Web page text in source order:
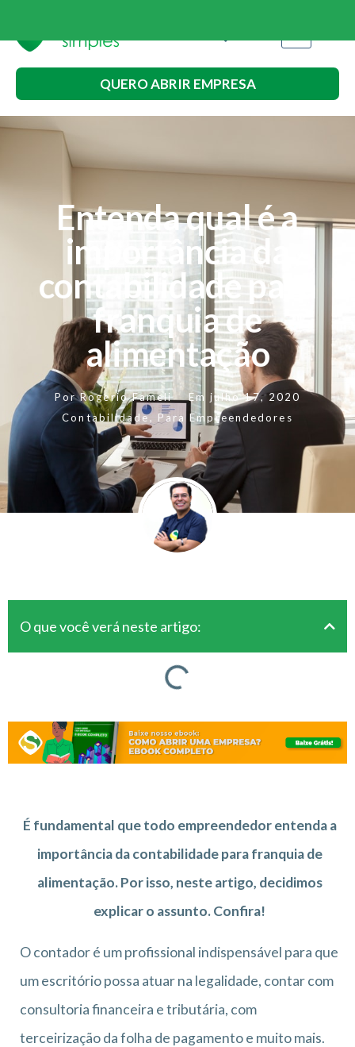
QUERO ABRIR EMPRESA
Entenda qual é a
importância da
contabilidade para
franquia de
alimentação
PorRogerio Fameli Em julho 17, 2020
Contabilidade, Para Empreendedores
O que você verá neste artigo:
É fundamental que todo empreendedor entenda a
importância da contabilidade para franquia de
alimentação. Por isso, neste artigo, decidimos
explicar o assunto. Confira!
O contador é um profissional indispensável para que
um escritório possa atuar na legalidade, contar com
consultoria financeira e tributária, com
terceirização da folha de pagamento e muito mais.